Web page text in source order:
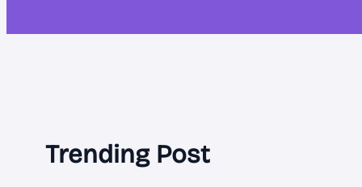
Trending Post